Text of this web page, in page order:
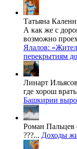
Татьяна
А как же с
возможно
Ялалов:
перекрытиям
Линарт Ильясов
где хорош
Башкирии
Роман Пальцев
???... Доходы